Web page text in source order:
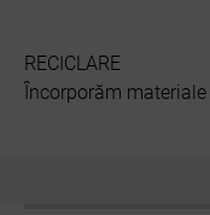
RECICLARE
Încorporăm